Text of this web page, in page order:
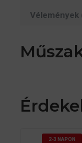
Vélemények
2-3 NAPON